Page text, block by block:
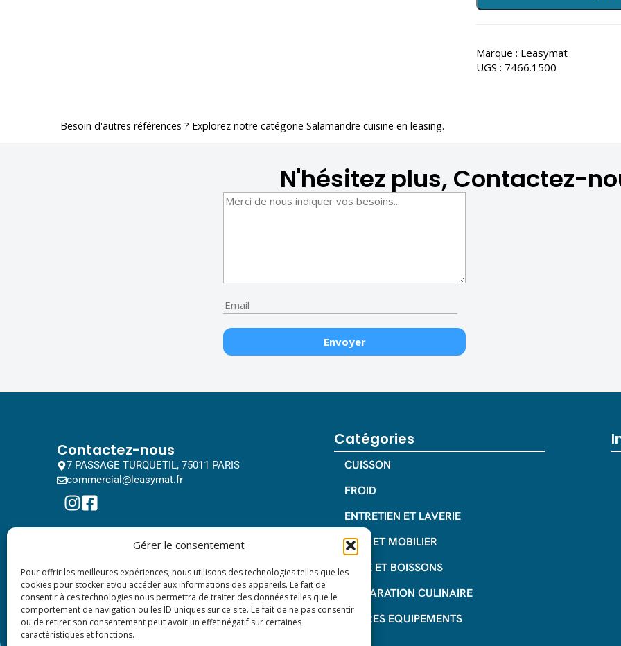
Gérer le consentement
Pour offrir les meilleures expériences, nous utilisons des technologies telles que les
cookies pour stocker et/ou accéder aux informations des appareils. Le fait de
consentir à ces technologies nous permettra de traiter des données telles que le
comportement de navigation ou les ID uniques sur ce site. Le fait de ne pas consentir
ou de retirer son consentement peut avoir un effet négatif sur certaines
caractéristiques et fonctions.
Marque : Leasymat
UGS : 7466.1500
Besoin d'autres références ? Explorez notre catégorie Salamandre cuisine en leasing.
N'hésitez plus, Contactez-
Contactez-nous
7 PASSAGE TURQUETIL, 75011 PARIS
commercial@leasymat.fr
Catégories
CUISSON
FROID
ENTRETIEN ET LAVERIE
INOX ET MOBILIER
CAFE ET BOISSONS
PREPARATION CULINAIRE
AUTRES EQUIPEMENTS